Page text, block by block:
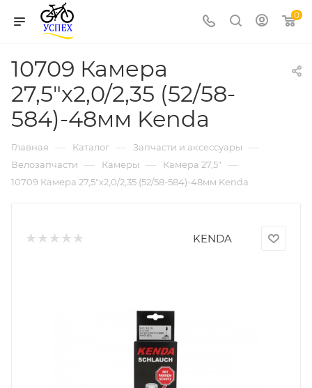
0
10709 Камера
27,5"х2,0/2,35 (52/58-
584)-48мм Kenda
Главная — Каталог — Запчасти и аксессуары —
Велозапчасти — Камеры — Камера 27,5" —
10709 Камера 27,5"х2,0/2,35 (52/58-584)-48мм Kenda
KENDA